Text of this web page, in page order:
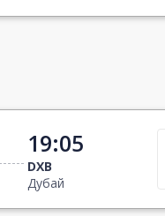
19:05
DXB
Дубай